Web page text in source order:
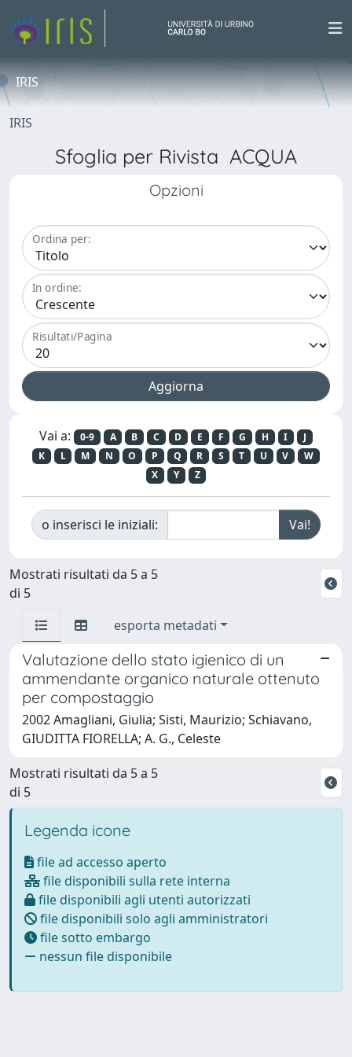
IRIS
IRIS
Sfoglia per Rivista ACQUA
Opzioni
Ordina per:
In ordine:
Risultati/Pagina
Vai a: 0-9 A B C D E F G H I
J
K
L M N O P Q R S T U V
W
X
Y Z
o inserisci le iniziali:
Mostrati risultati da 5 a 5
di 5
esporta metadati
Valutazione dello stato igienico di un
ammendante organico naturale ottenuto
per compostaggio
2002 Amagliani, Giulia; Sisti, Maurizio; Schiavano,
GIUDITTA FIORELLA; A. G., Celeste
Mostrati risultati da 5 a 5
di 5
Legenda icone
file ad accesso aperto
file disponibili sulla rete interna
file disponibili agli utenti autorizzati
file disponibili solo agli amministratori
file sotto embargo
nessun file disponibile